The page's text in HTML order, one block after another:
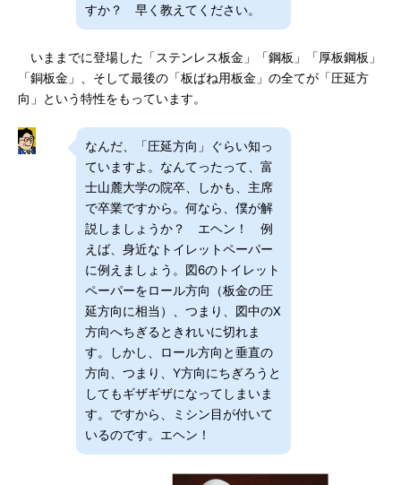
すか？ 早く教えてください。
いままでに登場した「ステンレス板金」「鋼板」「厚板鋼板」
「銅板金」、そして最後の「板ばね用板金」の全てが「圧延方
向」という特性をもっています。
なんだ、「圧延方向」ぐらい知っ
ていますよ。なんてったって、富
士山麓大学の院卒、しかも、主席
で卒業ですから。何なら、僕が解
説しましょうか？ エヘン！ 例
えば、身近なトイレットペーパー
に例えましょう。図6のトイレット
ペーパーをロール方向（板金の圧
延方向に相当）、つまり、図中のX
方向へちぎるときれいに切れま
す。しかし、ロール方向と垂直の
方向、つまり、Y方向にちぎろうと
してもギザギザになってしまいま
す。ですから、ミシン目が付いて
いるのです。エヘン！